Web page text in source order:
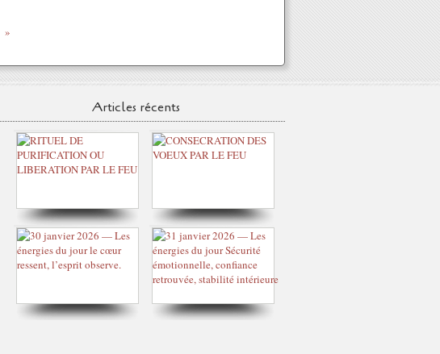
Articles récents